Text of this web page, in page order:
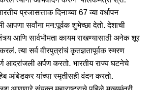
प्रजासत्ताक दिनाच्या 67 व्या वर्धापन
आपणा सर्वांना मन:पूर्वक शुभेच्छा देतो. देशाची
आणि सार्वभौमता कायम राखण्यासाठी अनेक शूर
त्या सर्व वीरपुत्रांचं कृतज्ञतापूर्वक स्मरण
आदरांजली अर्पण करतो. भारतीय राज्य घटनेचे
आंबेडकर यांच्या स्मृतीसही वंदन करतो.